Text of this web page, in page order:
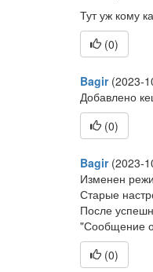
Тут уж кому
(0)
Bagir(2023-
Добавлено
(0)
Bagir(2023-
Изменен
Старые
После
"Сообщение
(0)